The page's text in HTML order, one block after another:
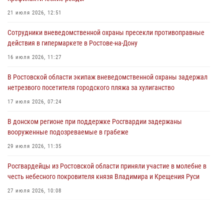
В Ростовской области экипаж вневедомственной охраны задержал
17 июля 2026, 07:24
Сотрудники вневедомственной охраны пресекли противоправные
Конкурс профессионального мастерства взрывотехников прошел в
15 июля 2026, 06:39
21 июля 2026, 12:51
Сотрудники вневедомственной охраны пресекли противоправные
действия в гипермаркете в Ростове-на-Дону
16 июля 2026, 11:27
В Ростовской области экипаж вневедомственной охраны задержал
нетрезвого посетителя городского пляжа за хулиганство
17 июля 2026, 07:24
В донском регионе при поддержке Росгвардии задержаны
вооруженные подозреваемые в грабеже
29 июля 2026, 11:35
Росгвардейцы из Ростовской области приняли участие в молебне в
честь небесного покровителя князя Владимира и Крещения Руси
27 июля 2026, 10:08